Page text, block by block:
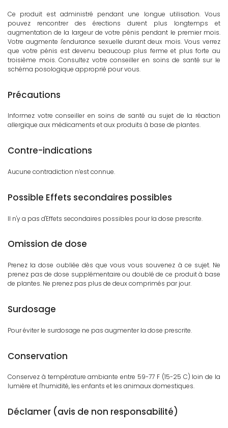
Ce produit est administré pendant une longue utilisation. Vous
pouvez rencontrer des érections durent plus longtemps et
augmentation de la largeur de votre pénis pendant le premier mois.
Votre augmente l'endurance sexuelle durant deux mois. Vous verrez
que votre pénis est devenu beaucoup plus ferme et plus forte au
troisième mois. Consultez votre conseiller en soins de santé sur le
schéma posologique approprié pour vous.
Précautions
Informez votre conseiller en soins de santé au sujet de la réaction
allergique aux médicaments et aux produits à base de plantes.
Contre-indications
Aucune contradiction n’est connue.
Possible Effets secondaires possibles
Il n'y a pas d'Effets secondaires possibles pour la dose prescrite.
Omission de dose
Prenez la dose oubliée dès que vous vous souvenez à ce sujet. Ne
prenez pas de dose supplémentaire ou doublé de ce produit à base
de plantes. Ne prenez pas plus de deux comprimés par jour.
Surdosage
Pour éviter le surdosage ne pas augmenter la dose prescrite.
Conservation
Conservez à température ambiante entre 59-77 F (15-25 C) loin de la
lumière et l'humidité, les enfants et les animaux domestiques.
Déclamer (avis de non responsabilité)